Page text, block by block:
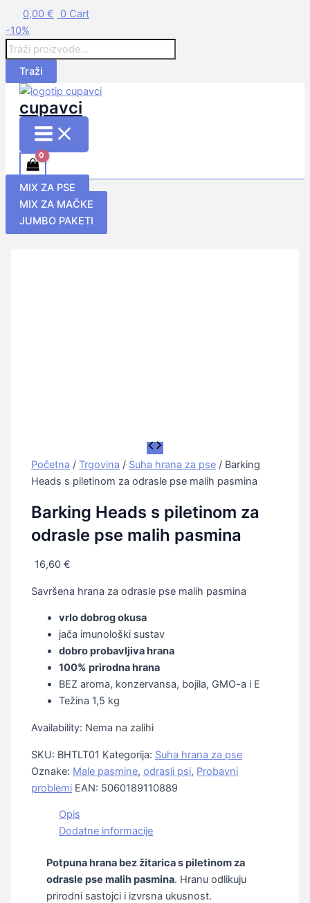
Skip
to
content
0,00 € 0 Cart
-10%
Products
search
Traži
cupavci
Menu
MIX ZA PSE
MIX ZA MAČKE
JUMBO PAKETI
Početna /Trgovina / Suha hrana za pse / Barking
Heads s piletinom za odrasle pse malih pasmina
Barking Heads s piletinom za
odrasle pse malih pasmina
16,60€
Savršena hrana za odrasle pse malih pasmina
vrlo dobrog okusa
jača imunološki sustav
dobro probavljiva hrana
100% prirodna hrana
BEZ aroma, konzervansa, bojila, GMO-a i E
Težina 1,5 kg
Availability: Nema na zalihi
SKU: BHTLT01 Kategorija: Suha hrana za pse
Oznake: Male pasmine,odrasli psi, Probavni
problemi EAN: 5060189110889
Opis
Dodatne informacije
Potpuna hrana bez žitarica s piletinom za
odrasle pse malih pasmina. Hranu odlikuju
prirodni sastojci i izvrsna ukusnost.